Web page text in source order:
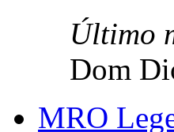
Último
Dom
MRO